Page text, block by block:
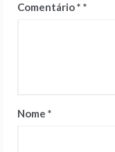
Comentário*
Nome *